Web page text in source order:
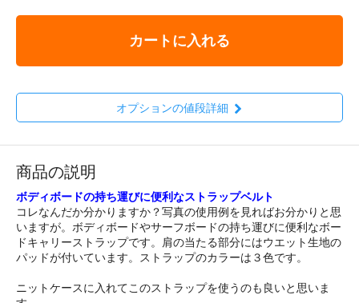
カートに入れる
オプションの値段詳細
商品の説明
ボディボードの持ち運びに便利なストラップベルト
コレなんだか分かりますか？写真の使用例を見ればお分かりと思
いますが。ボディボードやサーフボードの持ち運びに便利なボー
ドキャリーストラップです。肩の当たる部分にはウエット生地の
パッドが付いています。ストラップのカラーは３色です。
ニットケースに入れてこのストラップを使うのも良いと思いま